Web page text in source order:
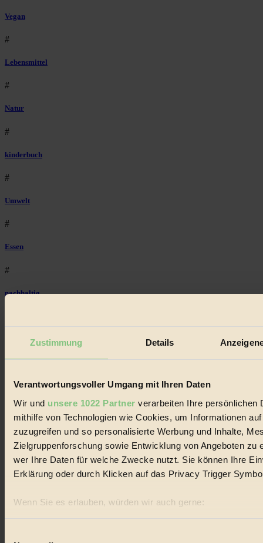
Zustimmung Details
Verantwortungsvoller Umgang mit Ihren Daten
Wir und unsere 1022 Partner verarbeiten Ihre persönlichen
mithilfe von Technologien wie Cookies, um Informationen
zuzugreifen und so personalisierte Werbung und Inhalte,
Zielgruppenforschung sowie Entwicklung von Angeboten zu
wer Ihre Daten für welche Zwecke nutzt. Sie können Ihre
Erklärung oder durch Klicken auf das Privacy Trigger
Wenn Sie es erlauben, würden wir auch gerne:
Informationen über Ihre geografische Lage erfassen,
Vegan
#
Lebensmittel
#
Natur
#
kinderbuch
#
Umwelt
#
Essen
#
nachhaltig
Landwirtschaft
#
Design
Regional
Garten